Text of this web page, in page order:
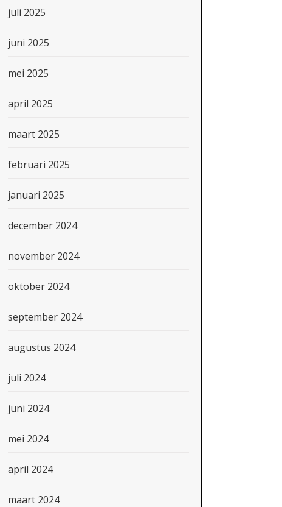
juli 2025
juni 2025
mei 2025
april 2025
maart 2025
februari 2025
januari 2025
december 2024
november 2024
oktober 2024
september 2024
augustus 2024
juli 2024
juni 2024
mei 2024
april 2024
maart 2024